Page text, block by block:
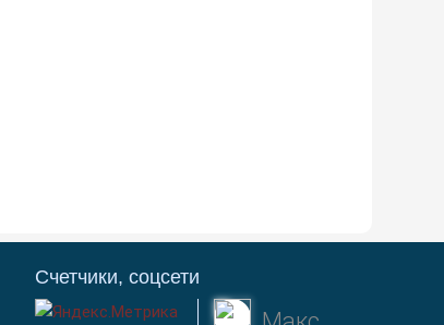
Счетчики, соцсети